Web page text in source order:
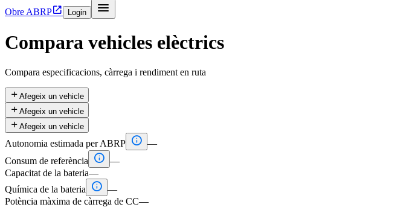
Obre ABRP Login 
Compara vehicles elèctrics
Compara especificacions, càrrega i rendiment en ruta
 Afegeix un vehicle
 Afegeix un vehicle
 Afegeix un vehicle
Autonomia estimada per ABRP  —
Consum de referència
 —
Capacitat de la bateria—
Química de la bateria
 —
Potència màxima de càrrega de CC—